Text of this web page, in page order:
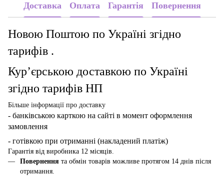
Доставка Оплата Гарантія Повернення
Новою Поштою по Україні згідно
тарифів .
Кур’єрською доставкою по Україні
згідно тарифів НП
Більше інформації про доставку
- банківською карткою на сайті в момент оформлення
замовлення
- готівкою при отриманні (накладений платіж)
Гарантія від виробника 12 місяців.
Повернення та обмін товарів можливе протягом 14 днів після
отримання.